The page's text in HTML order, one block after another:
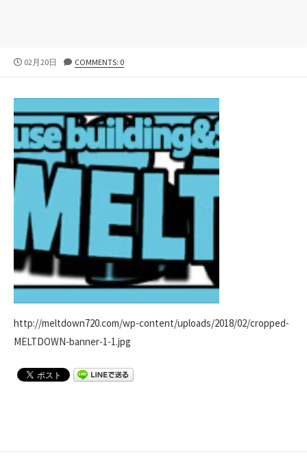
公
02月20日 COMMENTS: 0
http://meltdown720.com/wp-content/uploads/2018/02/cropped-
MELTDOWN-banner-1-1.jpg